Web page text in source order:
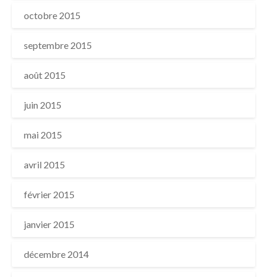
octobre 2015
septembre 2015
août 2015
juin 2015
mai 2015
avril 2015
février 2015
janvier 2015
décembre 2014